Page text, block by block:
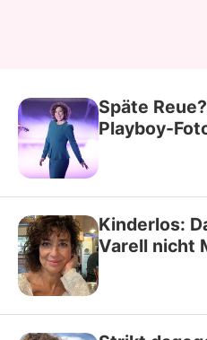
Späte
Playboy-
Kinderlos:
Varell nicht